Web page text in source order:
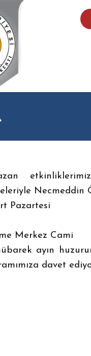
Pazartesi
Merkez Cami
ayın
davet